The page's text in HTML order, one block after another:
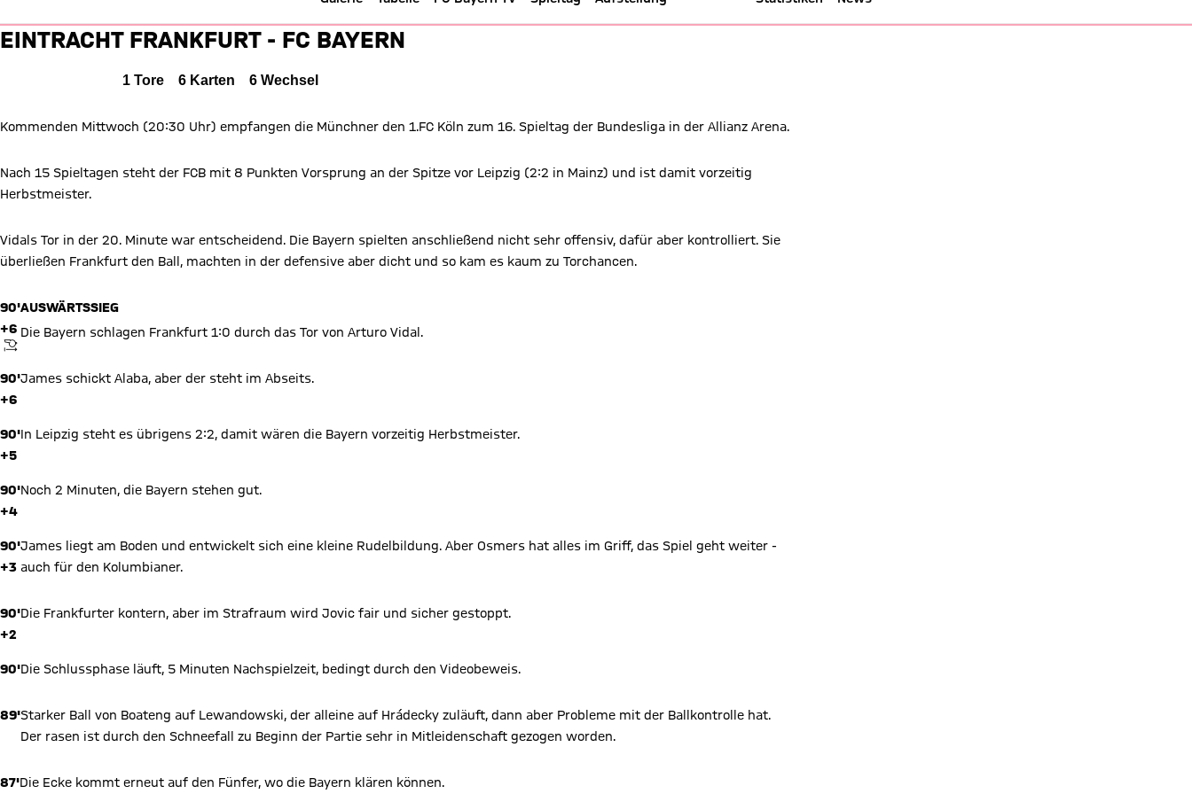
Eintracht Frankfurt gegen FC Bayern München
Zwischenergebnis:
0 zu 1 nach Erste Halbzeit
Liveticker: Frankfurt vs. FC Bayern - Bundesliga 17/18
EINTRACHT FRANKFURT - FC BAYERN
1 Tore 6 Karten 6 Wechsel
Kommenden Mittwoch (20:30 Uhr) empfangen die Münchner den 1.FC Köln zum 16. Spieltag der Bundesliga in der Allianz Arena.
Nach 15 Spieltagen steht der FCB mit 8 Punkten Vorsprung an der Spitze vor Leipzig (2:2 in Mainz) und ist damit vorzeitig
Herbstmeister.
Vidals Tor in der 20. Minute war entscheidend. Die Bayern spielten anschließend nicht sehr offensiv, dafür aber kontrolliert. Sie
überließen Frankfurt den Ball, machten in der defensive aber dicht und so kam es kaum zu Torchancen.
90'
+6
ANPFIFF
AUSWÄRTSSIEG
Die Bayern schlagen Frankfurt 1:0 durch das Tor von Arturo Vidal.
90'
+6
James schickt Alaba, aber der steht im Abseits.
90'
+5
In Leipzig steht es übrigens 2:2, damit wären die Bayern vorzeitig Herbstmeister.
90'
+4
Noch 2 Minuten, die Bayern stehen gut.
90'
+3
James liegt am Boden und entwickelt sich eine kleine Rudelbildung. Aber Osmers hat alles im Griff, das Spiel geht weiter -
auch für den Kolumbianer.
90'
+2
Die Frankfurter kontern, aber im Strafraum wird Jovic fair und sicher gestoppt.
90'Die Schlussphase läuft, 5 Minuten Nachspielzeit, bedingt durch den Videobeweis.
89'Starker Ball von Boateng auf Lewandowski, der alleine auf Hrádecky zuläuft, dann aber Probleme mit der Ballkontrolle hat.
Der rasen ist durch den Schneefall zu Beginn der Partie sehr in Mitleidenschaft gezogen worden.
87'Die Ecke kommt erneut auf den Fünfer, wo die Bayern klären können.